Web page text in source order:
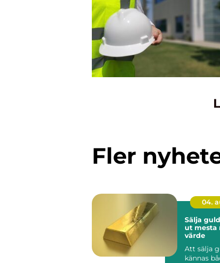
Fler
04.
Sälja guld så får du
ut mesta
värde
Att sälja
kännas